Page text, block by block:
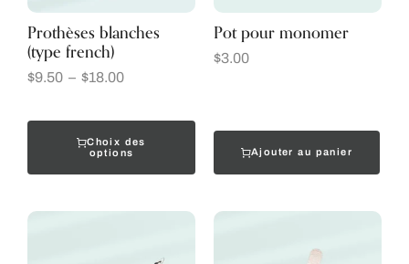
Prothèses blanches
(type french)
$9.50 – $18.00
Choix des
options
Pot pour monomer
$3.00
Ajouter au panier